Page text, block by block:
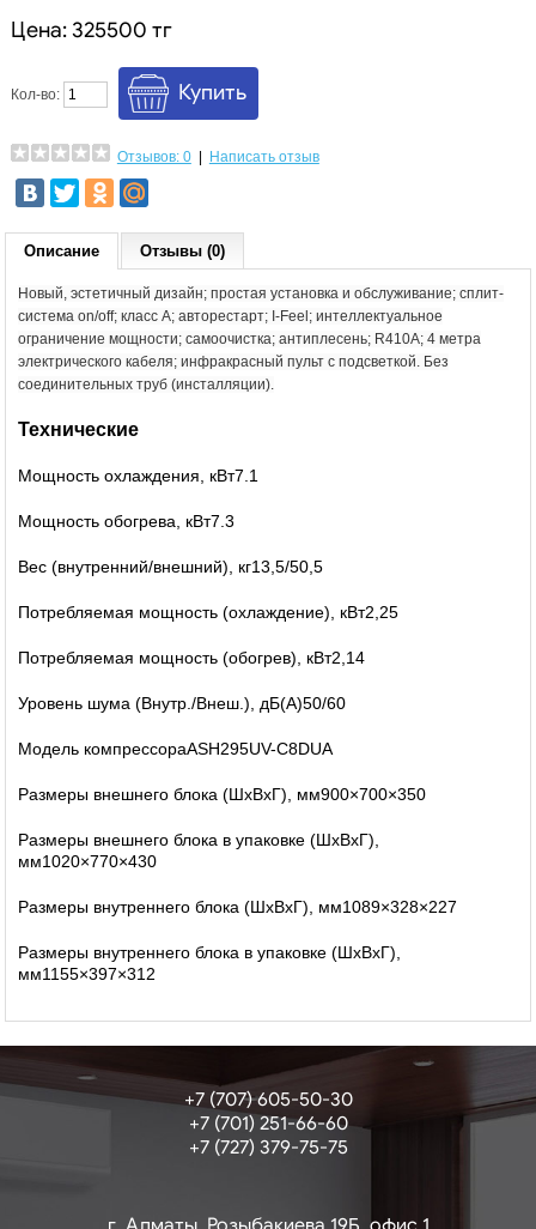
Цена: 325500 тг
Кол-во:
Отзывов: 0| Написать отзыв
Описание Отзывы (0)
Новый, эстетичный дизайн; простая установка и обслуживание; сплит-
система on/off; класс A; авторестарт; I-Feel; интеллектуальное
ограничение мощности; самоочистка; антиплесень; R410A; 4 метра
электрического кабеля; инфракрасный пульт с подсветкой. Без
соединительных труб (инсталляции).
Технические
Мощность охлаждения, кВт7.1
Мощность обогрева, кВт7.3
Вес (внутренний/внешний), кг13,5/50,5
Потребляемая мощность (охлаждение), кВт2,25
Потребляемая мощность (обогрев), кВт2,14
Уровень шума (Внутр./Внеш.), дБ(А)50/60
Модель компрессораASH295UV-C8DUA
Размеры внешнего блока (ШхВхГ), мм900×700×350
Размеры внешнего блока в упаковке (ШхВхГ),
мм1020×770×430
Размеры внутреннего блока (ШхВхГ), мм1089×328×227
Размеры внутреннего блока в упаковке (ШхВхГ),
мм1155×397×312
+7 (707) 605-50-30
+7 (701) 251-66-60
+7 (727) 379-75-75